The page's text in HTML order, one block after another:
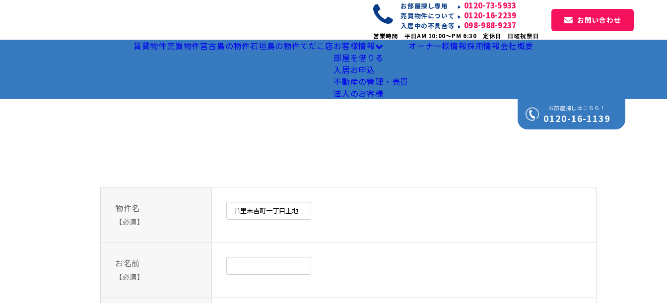
お部屋探し専用 0120-73-5933
売買物件について 0120-16-2239
入居中の不具合等 098-988-9237
営業時間 平日AM 10:00〜PM 6:30 定休日 日曜祝祭日
お問い合わせ
賃貸物件売買物件宮古島の物件石垣島の物件てだこ店お客様情報
部屋を借りる
入居お申込
不動産の管理・売買
法人のお客様
オーナー様情報採用情報会社概要
お部屋探しはこちら！
0120-16-1139
物件名
【必須】
お名前
【必須】